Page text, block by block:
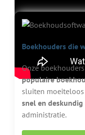
Boekhouders die
Onze
populaire
sluiten
snel en deskundig
administratie.